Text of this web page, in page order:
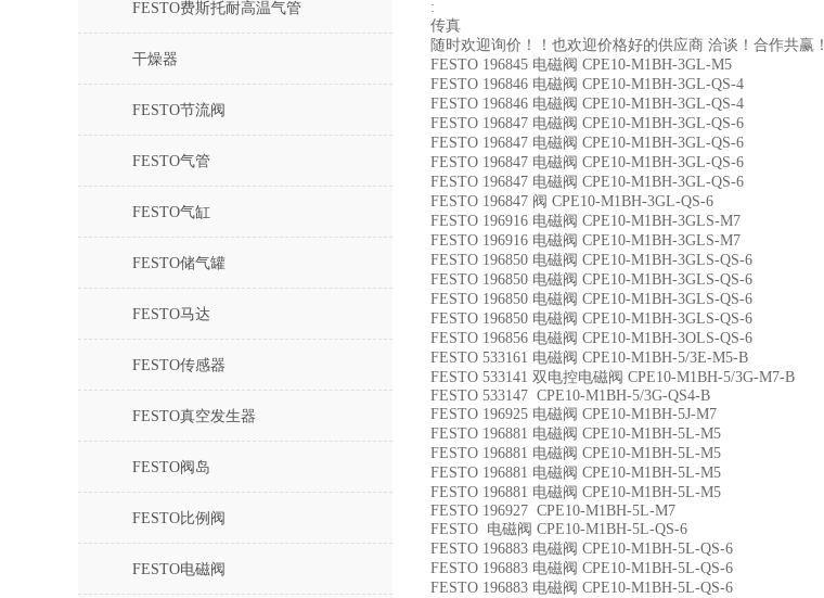
FESTO费斯托耐高温气管
干燥器
FESTO节流阀
FESTO气管
FESTO气缸
FESTO储气罐
FESTO马达
FESTO传感器
FESTO真空发生器
FESTO阀岛
FESTO比例阀
FESTO电磁阀
:
传真
随时欢迎询价！！也欢迎价格好的供应商 洽谈！合作共赢！
FESTO 196845 电磁阀 CPE10-M1BH-3GL-M5
FESTO 196846 电磁阀 CPE10-M1BH-3GL-QS-4
FESTO 196846 电磁阀 CPE10-M1BH-3GL-QS-4
FESTO 196847 电磁阀 CPE10-M1BH-3GL-QS-6
FESTO 196847 电磁阀 CPE10-M1BH-3GL-QS-6
FESTO 196847 电磁阀 CPE10-M1BH-3GL-QS-6
FESTO 196847 电磁阀 CPE10-M1BH-3GL-QS-6
FESTO 196847 阀 CPE10-M1BH-3GL-QS-6
FESTO 196916 电磁阀 CPE10-M1BH-3GLS-M7
FESTO 196916 电磁阀 CPE10-M1BH-3GLS-M7
FESTO 196850 电磁阀 CPE10-M1BH-3GLS-QS-6
FESTO 196850 电磁阀 CPE10-M1BH-3GLS-QS-6
FESTO 196850 电磁阀 CPE10-M1BH-3GLS-QS-6
FESTO 196850 电磁阀 CPE10-M1BH-3GLS-QS-6
FESTO 196856 电磁阀 CPE10-M1BH-3OLS-QS-6
FESTO 533161 电磁阀 CPE10-M1BH-5/3E-M5-B
FESTO 533141 双电控电磁阀 CPE10-M1BH-5/3G-M7-B
FESTO 533147 CPE10-M1BH-5/3G-QS4-B
FESTO 196925 电磁阀 CPE10-M1BH-5J-M7
FESTO 196881 电磁阀 CPE10-M1BH-5L-M5
FESTO 196881 电磁阀 CPE10-M1BH-5L-M5
FESTO 196881 电磁阀 CPE10-M1BH-5L-M5
FESTO 196881 电磁阀 CPE10-M1BH-5L-M5
FESTO 196927 CPE10-M1BH-5L-M7
FESTO 电磁阀 CPE10-M1BH-5L-QS-6
FESTO 196883 电磁阀 CPE10-M1BH-5L-QS-6
FESTO 196883 电磁阀 CPE10-M1BH-5L-QS-6
FESTO 196883 电磁阀 CPE10-M1BH-5L-QS-6